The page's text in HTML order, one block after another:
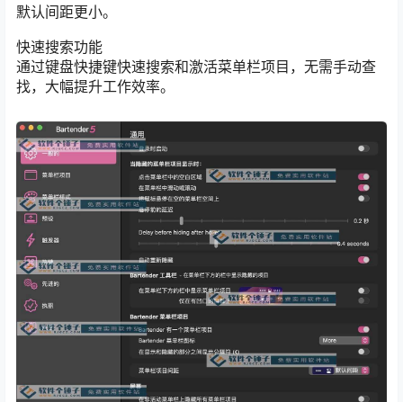
默认间距更小。
快速搜索功能
通过键盘快捷键快速搜索和激活菜单栏项目，无需手动查
找，大幅提升工作效率。